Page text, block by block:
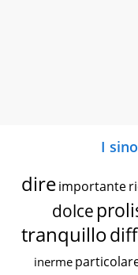
I
dire importante
dolce
tranquillo
inerme